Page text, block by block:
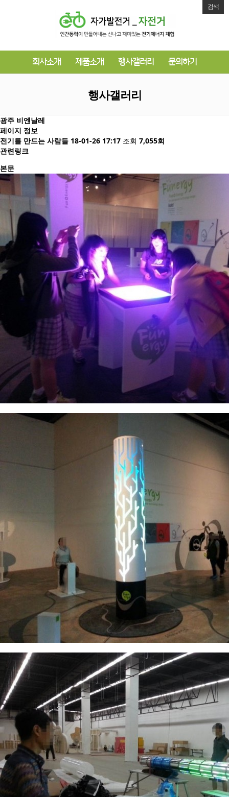
검색
회사소개 제품소개 행사갤러리 문의하기
행사갤러리
광주 비엔날레
페이지 정보
전기를 만드는 사람들 18-01-26 17:17 조회 7,055회
관련링크
본문